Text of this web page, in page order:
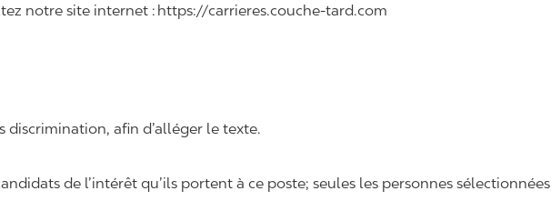
notre site internet : https://carrieres.couche-tard.com
discrimination, afin d’alléger le texte.
de l’intérêt qu’ils portent à ce poste; seules les personnes sélectionnées